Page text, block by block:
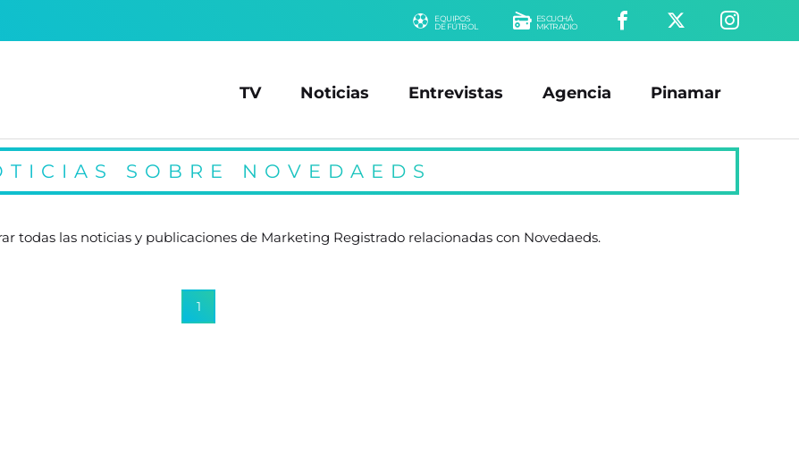
EQUIPOS
DE FÚTBOL
ESCUCHÁ
MKTRADIO
TV Noticias Entrevistas Agencia Pinamar
SOBRE NOVEDAEDS
todas las noticias y publicaciones de Marketing Registrado relacionadas con Novedaeds.
1